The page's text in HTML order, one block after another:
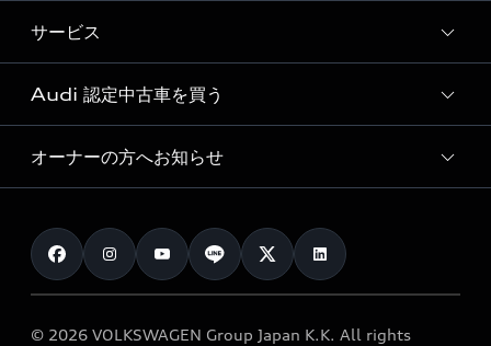
デジタルサービス
見積り依頼
試乗予約
特別仕様モデル / 限定モデル
e-tronラインアップ
価格シミュレーション
車両比較
カタログ一覧
純正アクセサリー
オンラインショップ
Audi collection
アウディナビアプリ
サービス
サービス入庫予約
サービスプログラム
メンテナンス
車検 / 定期点検
e-tronアフターサポート
Audi 認定中古車を買う
Audi認定中古車
クオリティ
保証
メンテナンス
オーナーの方へお知らせ
お知らせ
オーナー様向けキャンペーン
© 2026 VOLKSWAGEN Group Japan K.K. All rights